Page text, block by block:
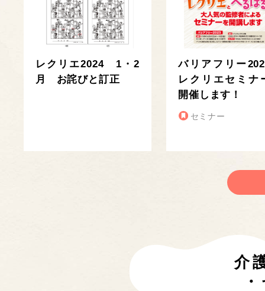
レクリエ2024 1・2
月 お詫びと訂正
バリアフリー
レクリエセミナ
開催します！
セミナー
介